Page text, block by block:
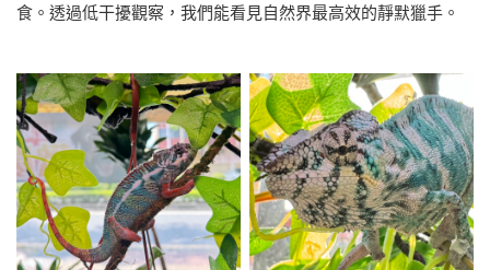
食。透過低干擾觀察，我們能看見自然界最高效的靜默獵手。